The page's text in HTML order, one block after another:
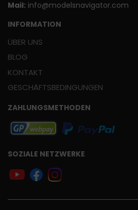
Mail: info@modelsnavigator.com
INFORMATION
ÜBER UNS
BLOG
KONTAKT
GESCHÄFTSBEDINGUNGEN
ZAHLUNGSMETHODEN
SOZIALE NETZWERKE